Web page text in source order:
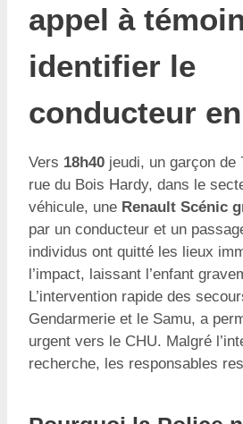
appel à
identifier le
conducteur
Vers 18h40 jeudi, un garçon de
rue du Bois Hardy, dans le
véhicule, une Renault Scénic
par un conducteur et un
individus ont quitté les lieux
l’impact, laissant l’enfant
L’intervention rapide des
Gendarmerie et le Samu, a
urgent vers le CHU. Malgré
recherche, les responsables